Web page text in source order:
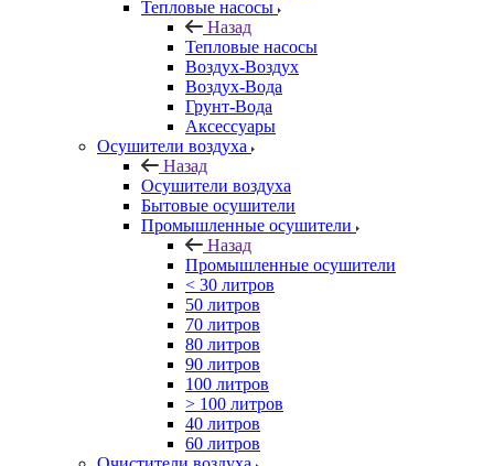
Тепловые насосы
Назад
Тепловые насосы
Воздух-Воздух
Воздух-Вода
Грунт-Вода
Аксессуары
Осушители воздуха
Назад
Осушители воздуха
Бытовые осушители
Промышленные осушители
Назад
Промышленные осушители
< 30 литров
50 литров
70 литров
80 литров
90 литров
100 литров
> 100 литров
40 литров
60 литров